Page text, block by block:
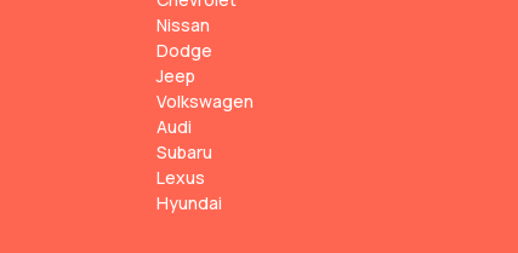
Nissan
Dodge
Jeep
Volkswagen
Audi
Subaru
Lexus
Hyundai